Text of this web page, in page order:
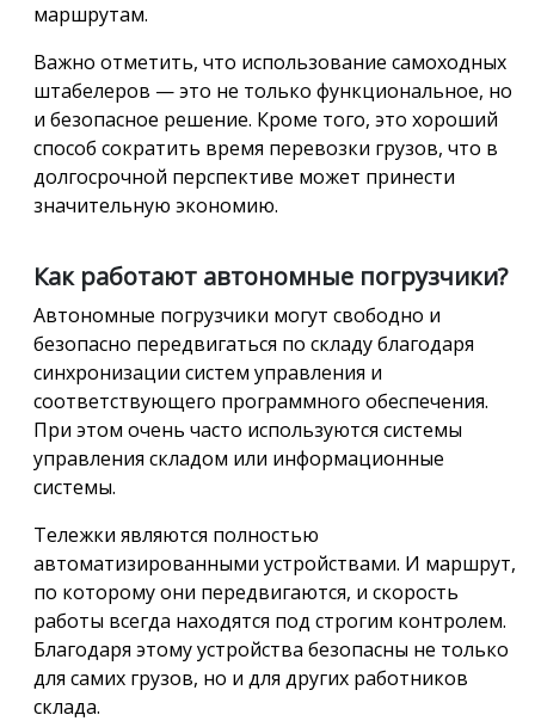
маршрутам.
Важно отметить, что использование самоходных
штабелеров — это не только функциональное, но
и безопасное решение. Кроме того, это хороший
способ сократить время перевозки грузов, что в
долгосрочной перспективе может принести
значительную экономию.
Как работают автономные погрузчики?
Автономные погрузчики могут свободно и
безопасно передвигаться по складу благодаря
синхронизации систем управления и
соответствующего программного обеспечения.
При этом очень часто используются системы
управления складом или информационные
системы.
Тележки являются полностью
автоматизированными устройствами. И маршрут,
по которому они передвигаются, и скорость
работы всегда находятся под строгим контролем.
Благодаря этому устройства безопасны не только
для самих грузов, но и для других работников
склада.